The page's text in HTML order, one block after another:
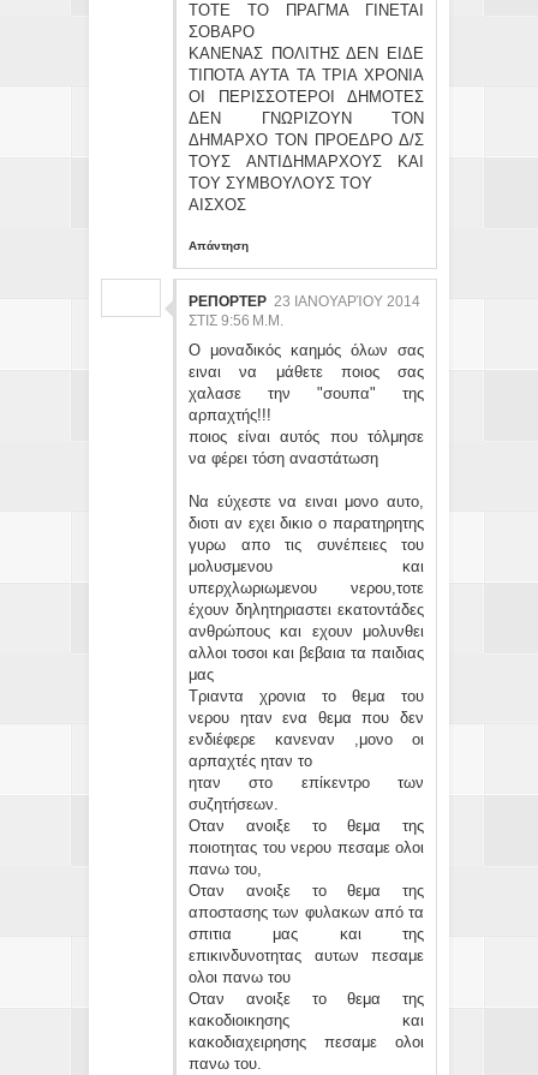
ΤΟΤΕ ΤΟ ΠΡΑΓΜΑ ΓΙΝΕΤΑΙ
ΣΟΒΑΡΟ
ΚΑΝΕΝΑΣ ΠΟΛΙΤΗΣ ΔΕΝ ΕΙΔΕ
ΤΙΠΟΤΑ ΑΥΤΑ ΤΑ ΤΡΙΑ ΧΡΟΝΙΑ
ΟΙ ΠΕΡΙΣΣΟΤΕΡΟΙ ΔΗΜΟΤΕΣ
ΔΕΝ ΓΝΩΡΙΖΟΥΝ ΤΟΝ
ΔΗΜΑΡΧΟ ΤΟΝ ΠΡΟΕΔΡΟ Δ/Σ
ΤΟΥΣ ΑΝΤΙΔΗΜΑΡΧΟΥΣ ΚΑΙ
ΤΟΥ ΣΥΜΒΟΥΛΟΥΣ ΤΟΥ
ΑΙΣΧΟΣ
Απάντηση
ΡΕΠΟΡΤΕΡ 23 ΙΑΝΟΥΑΡΊΟΥ 2014
ΣΤΙΣ 9:56 Μ.Μ.
Ο μοναδικός καημός όλων σας
ειναι να μάθετε ποιος σας
χαλασε την "σουπα" της
αρπαχτής!!!
ποιος είναι αυτός που τόλμησε
να φέρει τόση αναστάτωση
Να εύχεστε να ειναι μονο αυτο,
διοτι αν εχει δικιο ο παρατηρητης
γυρω απο τις συνέπειες του
μολυσμενου και
υπερχλωριωμενου νερου,τοτε
έχουν δηλητηριαστει εκατοντάδες
ανθρώπους και εχουν μολυνθει
αλλοι τοσοι και βεβαια τα παιδιας
μας
Τριαντα χρονια το θεμα του
νερου ηταν ενα θεμα που δεν
ενδιέφερε κανεναν ,μονο οι
αρπαχτές ηταν το
ηταν στο επίκεντρο των
συζητήσεων.
Οταν ανοιξε το θεμα της
ποιοτητας του νερου πεσαμε ολοι
πανω του,
Οταν ανοιξε το θεμα της
αποστασης των φυλακων από τα
σπιτια μας και της
επικινδυνοτητας αυτων πεσαμε
ολοι πανω του
Οταν ανοιξε το θεμα της
κακοδιοικησης και
κακοδιαχειρησης πεσαμε ολοι
πανω του.